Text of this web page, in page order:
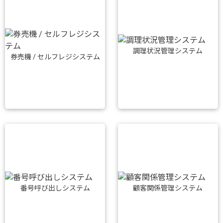
券売機 / セルフレジシステム
調理状況管理システム
番号呼び出しシステム 顧客関係管理システム